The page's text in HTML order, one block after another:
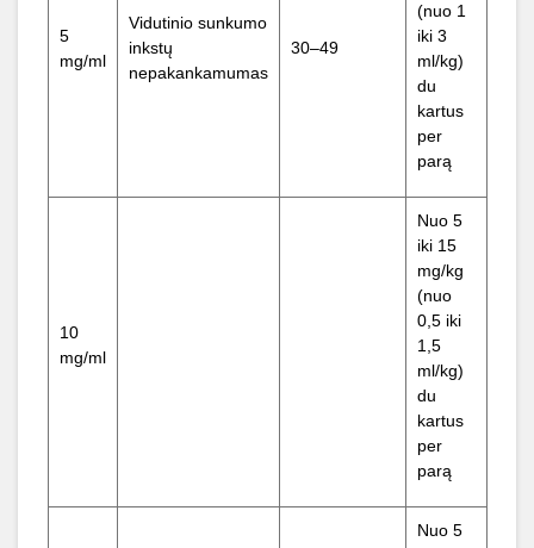
5
mg/ml
Vidutinio sunkumo
inkstų
nepakankamumas
30–49
(nuo 1
iki 3
ml/kg)
du
kartus
per
parą
10
mg/ml
Nuo 5
iki 15
mg/kg
(nuo
0,5 iki
1,5
ml/kg)
du
kartus
per
parą
Nuo 5